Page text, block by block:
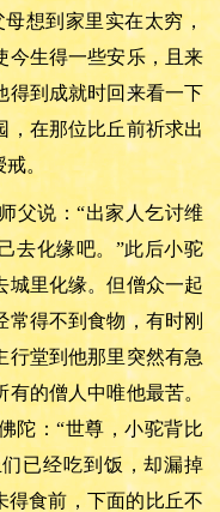
想到家里实在太穷，
今生得一些安乐，且来
得到成就时回来看一下
，在那位比丘前祈求出
。
父说：“出家人乞讨维
去化缘吧。”此后小驼
城里化缘。但僧众一起
得不到食物，有时刚
行堂到他那里突然有急
的僧人中唯他最苦。
陀：“世尊，小驼背比
已经吃到饭，却漏掉
得食前，下面的比丘不